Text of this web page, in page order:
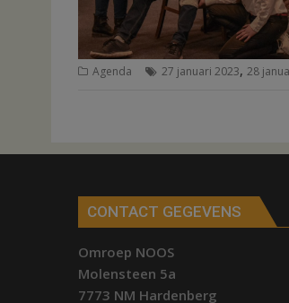
Agenda 27 januari 2023, 28
CONTACT GEGEVENS
Omroep NOOS
Molensteen 5a
7773 NM Hardenberg